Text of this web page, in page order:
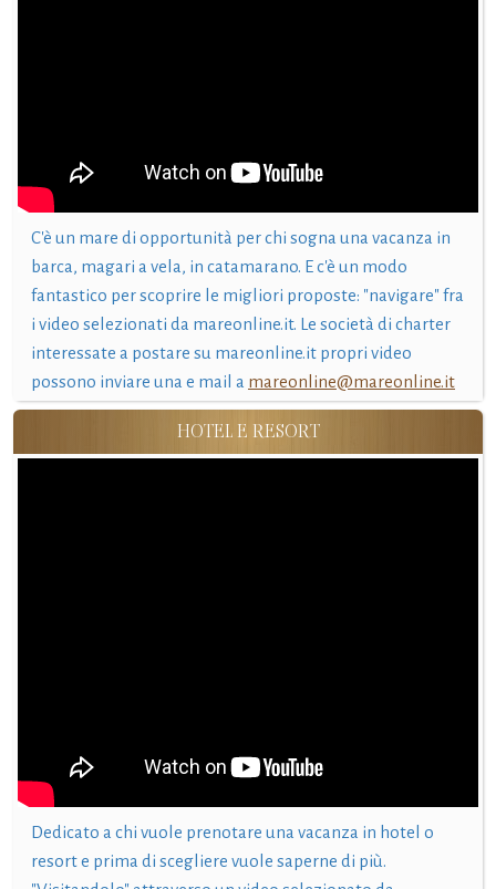
C'è un mare di opportunità per chi sogna una vacanza in
barca, magari a vela, in catamarano. E c'è un modo
fantastico per scoprire le migliori proposte: "navigare" fra
i video selezionati da mareonline.it. Le società di charter
interessate a postare su mareonline.it propri video
possono inviare una e mail a mareonline@mareonline.it
HOTEL E RESORT
Dedicato a chi vuole prenotare una vacanza in hotel o
resort e prima di scegliere vuole saperne di più.